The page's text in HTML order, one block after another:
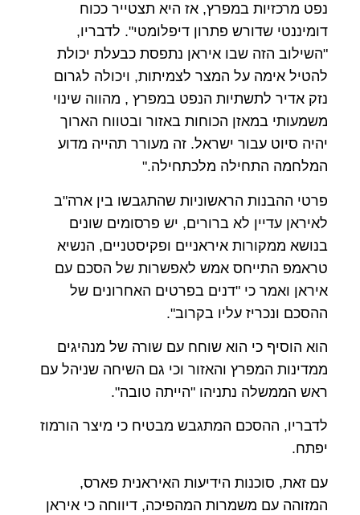
נפט מרכזיות במפרץ, אז היא תצטייר ככוח
דומיננטי שדורש פתרון דיפלומטי". לדבריו,
"השילוב הזה שבו איראן נתפסת כבעלת יכולת
להטיל אימה על המצר לצמיתות, ויכולה לגרום
נזק אדיר לתשתיות הנפט במפרץ , מהווה שינוי
משמעותי במאזן הכוחות באזור ובטווח הארוך
יהיה סיוט עבור ישראל. זה מעורר תהייה מדוע
המלחמה התחילה מלכתחילה."
פרטי ההבנות הראשוניות שהתגבשו בין ארה"ב
לאיראן עדיין לא ברורים, יש פרסומים שונים
בנושא ממקורות איראניים ופקיסטניים, הנשיא
טראמפ התייחס אמש לאפשרות של הסכם עם
איראן ואמר כי "דנים בפרטים האחרונים של
ההסכם ונכריז עליו בקרוב".
הוא הוסיף כי הוא שוחח עם שורה של מנהיגים
ממדינות המפרץ והאזור וכי גם השיחה שניהל עם
ראש הממשלה נתניהו "הייתה טובה".
לדבריו, ההסכם המתגבש מבטיח כי מיצר הורמוז
יפתח.
עם זאת, סוכנות הידיעות האיראנית פארס,
המזוהה עם משמרות המהפיכה, דיווחה כי איראן